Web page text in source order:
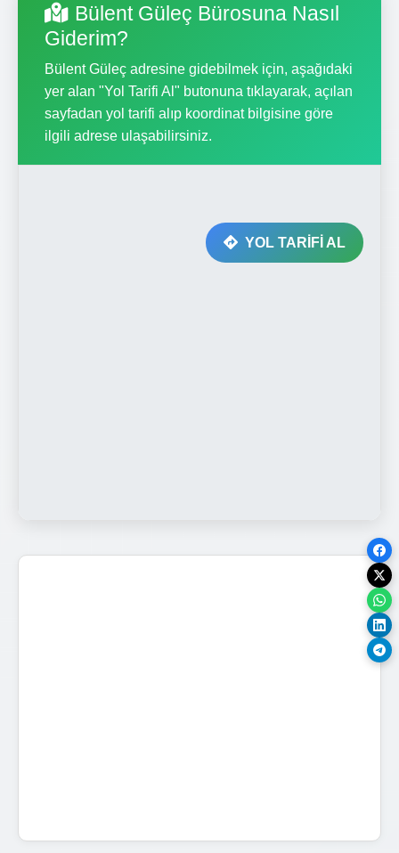
Bülent Güleç Bürosuna Nasıl
Giderim?
Bülent Güleç adresine gidebilmek için, aşağıdaki
yer alan "Yol Tarifi Al" butonuna tıklayarak, açılan
sayfadan yol tarifi alıp koordinat bilgisine göre
ilgili adrese ulaşabilirsiniz.
YOL TARİFİ AL